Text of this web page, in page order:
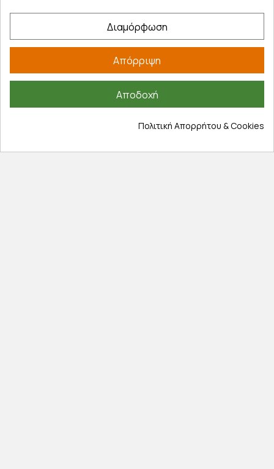
Επιστροφές προϊοντων
Εξέλιξη παραγγελίας
Cookies
Διαμόρφωση
Απόρριψη
Αποδοχή
Πολιτική Απορρήτου & Cookies